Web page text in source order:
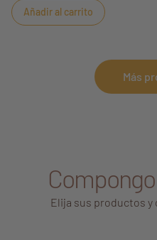
Añadir al carrito
Más
Elija sus productos